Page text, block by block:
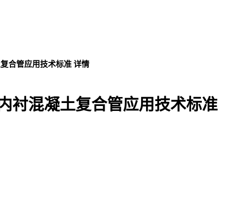
合管应用技术标准 详情
衬混凝土复合管应用技术标准